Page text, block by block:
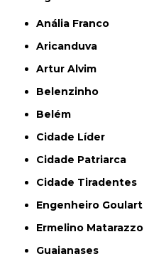
Anália Franco
Aricanduva
Artur Alvim
Belenzinho
Belém
Cidade Líder
Cidade Patriarca
Cidade Tiradentes
Engenheiro Goulart
Ermelino Matarazzo
Guaianases